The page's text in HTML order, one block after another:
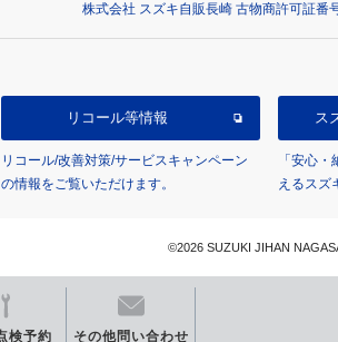
検予約 その他問い合わせ
株式会社 スズキ自販長崎 古物商許可証
リコール等情報
リコール/改善対策/サービスキャンペーン
の情報をご覧いただけます。
ス
「安心
えるスズ
©2026 SUZUKI JIHAN